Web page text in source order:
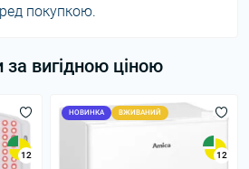
покупкою.
за вигідною ціною
12
НОВИНКА ВЖИВАНИЙ
12